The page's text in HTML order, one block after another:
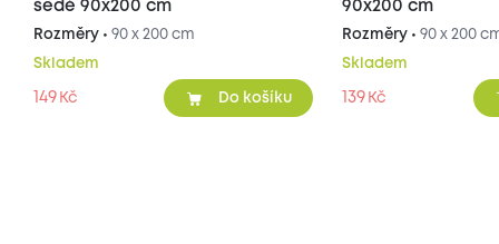
šedé 90x200 cm
Rozměry • 90 x 200 cm
Skladem
149 Kč Do košíku
90x200 cm
Rozměry •90 x 200
Skladem
139 Kč